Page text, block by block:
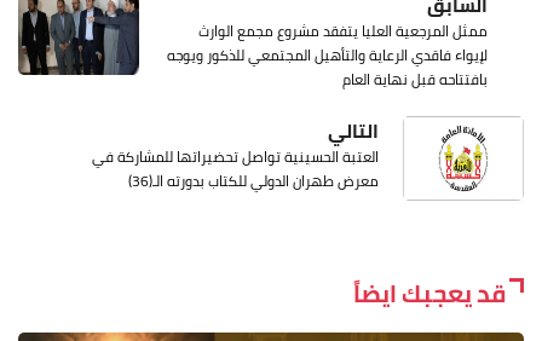
ممثل المرجعية العليا يتفقد مشروع مجمع الوارث
لإيواء فاقدي الرعاية والتأهيل المجتمعي للذكور ويوجه
بافتتاحه قبل نهاية العام
التالي
العتبة الحسينية تواصل تحضيراتها للمشاركة في
معرض طهران الدولي للكتاب بدورته الـ(36)
قد يعجبك ايضاً